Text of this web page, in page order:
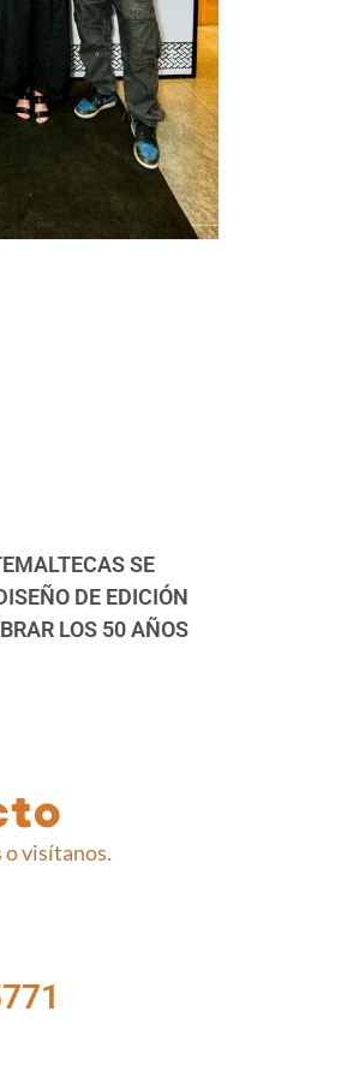
SE
DE EDICIÓN
LOS 50 AÑOS
o visítanos.